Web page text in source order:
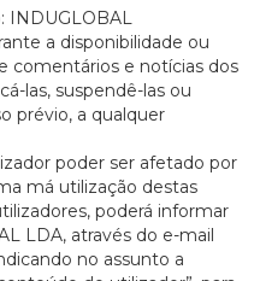
INDUGLOBAL
a disponibilidade ou
comentários e notícias dos
las, suspendê-las ou
prévio, a qualquer
poder ser afetado por
má utilização destas
poderá informar
LDA, através do e-mail
no assunto a